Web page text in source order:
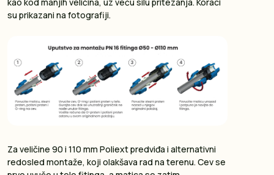
su prikazani na fotografiji.
Za veličine 90 i 110 mm Poliext predviđa i alternativni
redosled montaže, koji olakšava rad na terenu. Cev se